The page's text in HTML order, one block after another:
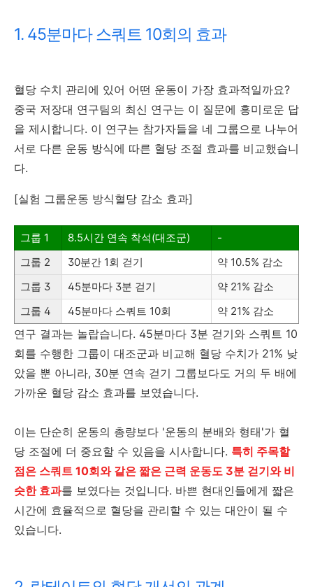
1. 45분마다 스쿼트 10회의 효과
혈당 수치 관리에 있어 어떤 운동이 가장 효과적일까요?
중국 저장대 연구팀의 최신 연구는 이 질문에 흥미로운 답
을 제시합니다. 이 연구는 참가자들을 네 그룹으로 나누어
서로 다른 운동 방식에 따른 혈당 조절 효과를 비교했습니
다.
[실험 그룹운동 방식혈당 감소 효과]
그룹 1 8.5시간 연속 착석(대조군)
-
그룹 2
30분간 1회 걷기
약 10.5% 감소
그룹 3
45분마다 3분 걷기
약 21% 감소
그룹 4
45분마다 스쿼트 10회 약 21% 감소
연구 결과는 놀랍습니다. 45분마다 3분 걷기와 스쿼트 10
회를 수행한 그룹이 대조군과 비교해 혈당 수치가 21% 낮
았을 뿐 아니라, 30분 연속 걷기 그룹보다도 거의 두 배에
가까운 혈당 감소 효과를 보였습니다.
이는 단순히 운동의 총량보다 '운동의 분배와 형태'가 혈
당 조절에 더 중요할 수 있음을 시사합니다. 특히 주목할
점은 스쿼트 10회와 같은 짧은 근력 운동도 3분 걷기와 비
슷한 효과를 보였다는 것입니다. 바쁜 현대인들에게 짧은
시간에 효율적으로 혈당을 관리할 수 있는 대안이 될 수
있습니다.